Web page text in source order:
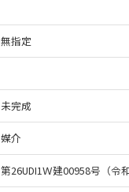
無指定
未完成
媒介
第26UDI1Ｗ建00958号（令